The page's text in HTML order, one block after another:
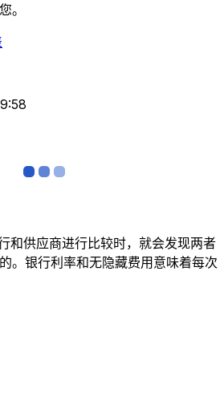
。
和供应商进行比较时，就会发现两者
。银行利率和无隐藏费用意味着每次